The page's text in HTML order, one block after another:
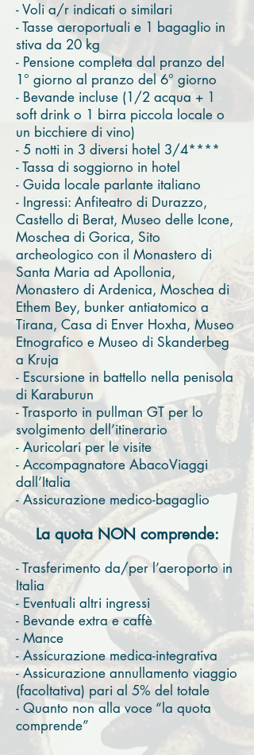
- Voli a/r indicati o similari
- Tasse aeroportuali e 1 bagaglio in
stiva da 20 kg
- Pensione completa dal pranzo del
1° giorno al pranzo del 6° giorno
- Bevande incluse (1/2 acqua + 1
soft drink o 1 birra piccola locale o
un bicchiere di vino)
- 5 notti in 3 diversi hotel 3/4****
- Tassa di soggiorno in hotel
- Guida locale parlante italiano
- Ingressi: Anfiteatro di Durazzo,
Castello di Berat, Museo delle Icone,
Moschea di Gorica, Sito
archeologico con il Monastero di
Santa Maria ad Apollonia,
Monastero di Ardenica, Moschea di
Ethem Bey, bunker antiatomico a
Tirana, Casa di Enver Hoxha, Museo
Etnografico e Museo di Skanderbeg
a Kruja
- Escursione in battello nella penisola
di Karaburun
- Trasporto in pullman GT per lo
svolgimento dell’itinerario
- Auricolari per le visite
- Accompagnatore AbacoViaggi
dall’Italia
- Assicurazione medico-bagaglio
La quota NON comprende:
- Trasferimento da/per l’aeroporto in
Italia
- Eventuali altri ingressi
- Bevande extra e caffè
- Mance
- Assicurazione medica-integrativa
- Assicurazione annullamento viaggio
(facoltativa) pari al 5% del totale
- Quanto non alla voce “la quota
comprende”